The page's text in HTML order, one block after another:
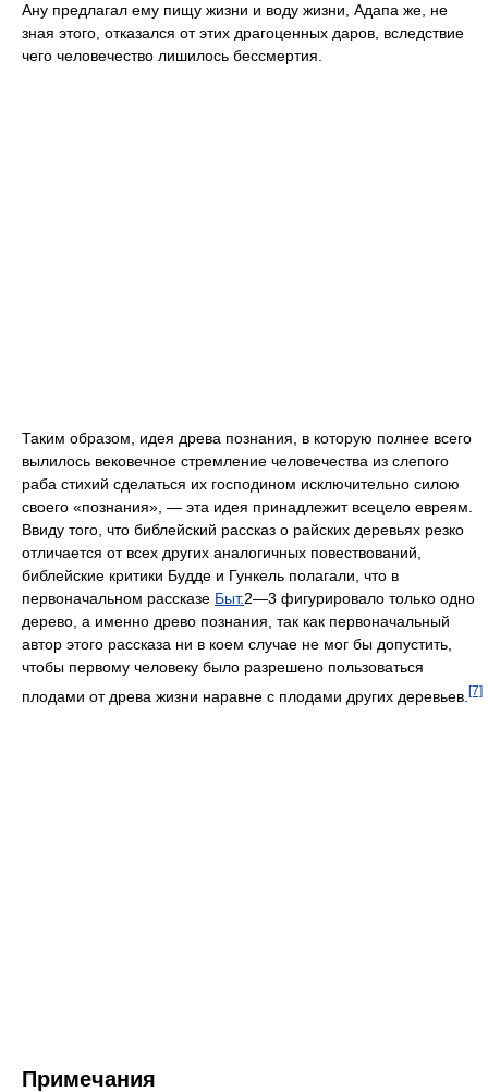
Ану предлагал ему пищу жизни и воду жизни, Адапа же, не
зная этого, отказался от этих драгоценных даров, вследствие
чего человечество лишилось бессмертия.
Таким образом, идея древа познания, в которую полнее всего
вылилось вековечное стремление человечества из слепого
раба стихий сделаться их господином исключительно силою
своего «познания», — эта идея принадлежит всецело евреям.
Ввиду того, что библейский рассказ о райских деревьях резко
отличается от всех других аналогичных повествований,
библейские критики Будде и Гункель полагали, что в
первоначальном рассказе Быт.2—3 фигурировало только одно
дерево, а именно древо познания, так как первоначальный
автор этого рассказа ни в коем случае не мог бы допустить,
чтобы первому человеку было разрешено пользоваться
плодами от древа жизни наравне с плодами других деревьев. [7]
Примечания